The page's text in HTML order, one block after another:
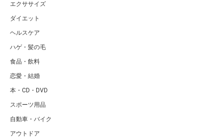
エクササイズ
ダイエット
ヘルスケア
ハゲ・髪の毛
食品・飲料
恋愛・結婚
本・CD・DVD
スポーツ用品
自動車・バイク
アウトドア